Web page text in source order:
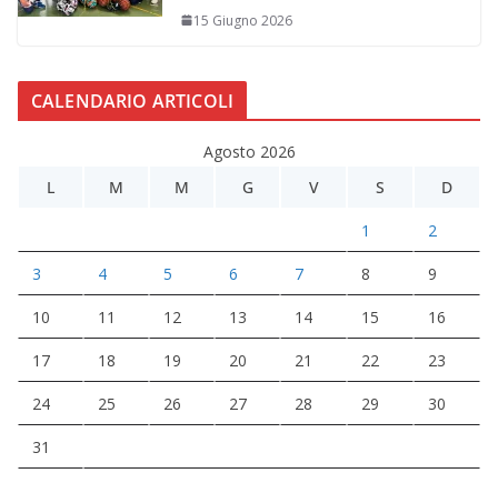
15 Giugno 2026
CALENDARIO ARTICOLI
Agosto 2026
L
M M G V S D
1 2
3 4 5 6 7 8 9
10 11 12 13 14 15 16
17 18 19 20 21 22 23
24 25 26 27 28 29 30
31